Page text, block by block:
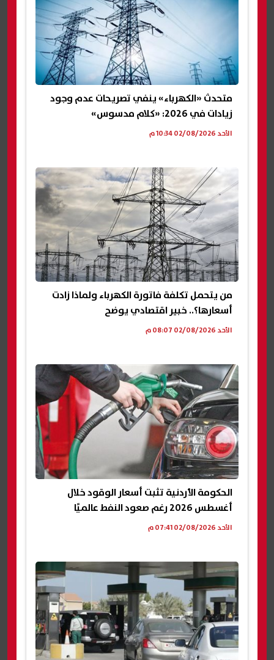
متحدث «الكهرباء» ينفي تصريحات عدم وجود
زيادات في 2026: «كلام مدسوس»
الأحد 02/08/2026 10:34 م
من يتحمل تكلفة فاتورة الكهرباء ولماذا زادت
أسعارها؟.. خبير اقتصادي يوضح
الأحد 02/08/2026 08:07 م
الحكومة الأردنية تثبت أسعار الوقود خلال
أغسطس 2026 رغم صعود النفط عالميًا
الأحد 02/08/2026 07:41 م